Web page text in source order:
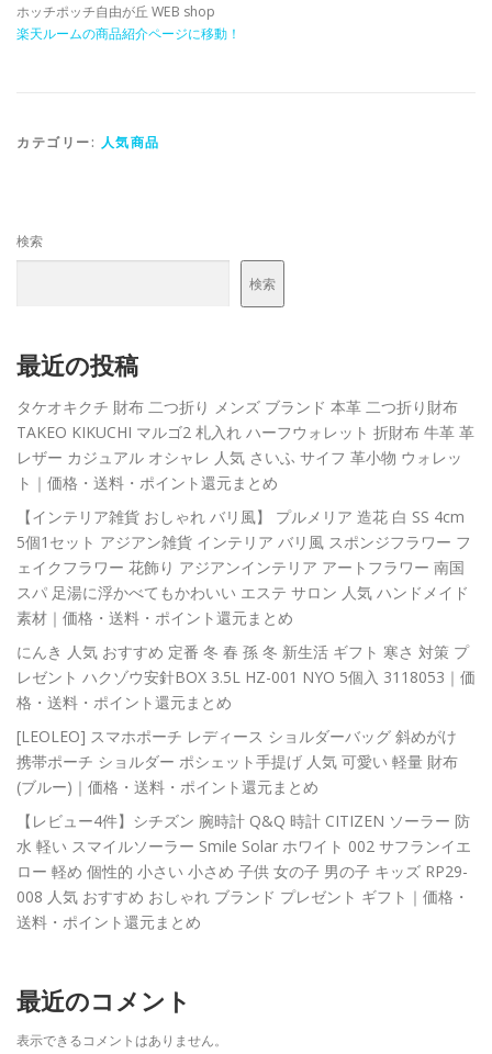
ホッチポッチ自由が丘 WEB shop
楽天ルームの商品紹介ページに移動！
カテゴリー: 人気商品
検索
検索
最近の投稿
タケオキクチ 財布 二つ折り メンズ ブランド 本革 二つ折り財布
TAKEO KIKUCHI マルゴ2 札入れ ハーフウォレット 折財布 牛革 革
レザー カジュアル オシャレ 人気 さいふ サイフ 革小物 ウォレッ
ト｜価格・送料・ポイント還元まとめ
【インテリア雑貨 おしゃれ バリ風】 プルメリア 造花 白 SS 4cm
5個1セット アジアン雑貨 インテリア バリ風 スポンジフラワー フ
ェイクフラワー 花飾り アジアンインテリア アートフラワー 南国
スパ 足湯に浮かべてもかわいい エステ サロン 人気 ハンドメイド
素材｜価格・送料・ポイント還元まとめ
にんき 人気 おすすめ 定番 冬 春 孫 冬 新生活 ギフト 寒さ 対策 プ
レゼント ハクゾウ安針BOX 3.5L HZ-001 NYO 5個入 3118053｜価
格・送料・ポイント還元まとめ
[LEOLEO] スマホポーチ レディース ショルダーバッグ 斜めがけ
携帯ポーチ ショルダー ポシェット手提げ 人気 可愛い 軽量 財布
(ブルー)｜価格・送料・ポイント還元まとめ
【レビュー4件】シチズン 腕時計 Q&Q 時計 CITIZEN ソーラー 防
水 軽い スマイルソーラー Smile Solar ホワイト 002 サフランイエ
ロー 軽め 個性的 小さい 小さめ 子供 女の子 男の子 キッズ RP29-
008 人気 おすすめ おしゃれ ブランド プレゼント ギフト｜価格・
送料・ポイント還元まとめ
最近のコメント
表示できるコメントはありません。